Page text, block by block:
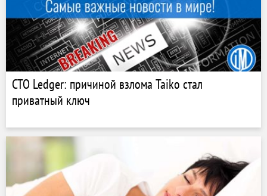
CTO Ledger: причиной взлома Taiko стал
приватный ключ